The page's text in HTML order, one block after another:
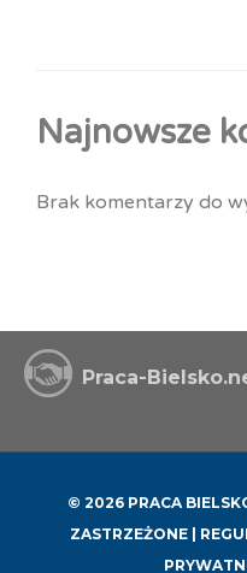
Najnowsze
Brak komentarzy do
Praca-
© 2026 PRACA
ZASTRZEŻONE |